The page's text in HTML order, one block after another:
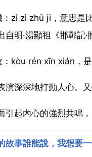
zì zì zhū jī，意思是
明·湯顯祖《邯鄲記·
kòu rén xīn xián，
演深深地打動人心。
引起內心的強烈共鳴
故事誰能說，我想要